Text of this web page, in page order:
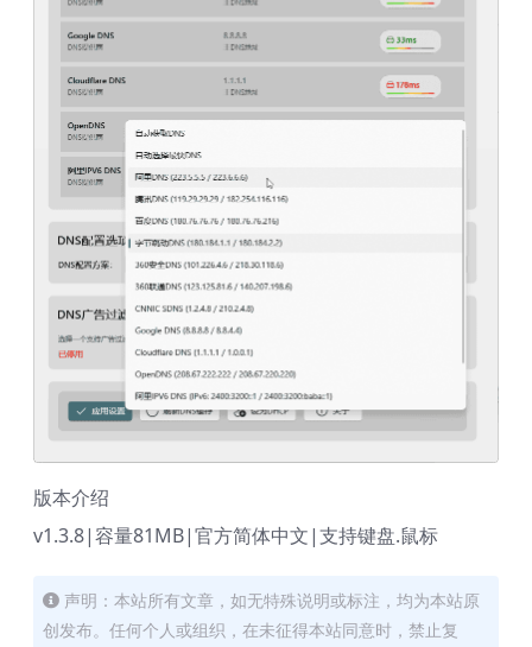
版本介绍
v1.3.8|容量81MB|官方简体中文|支持键盘.鼠标
声明：本站所有文章，如无特殊说明或标注，均为本站原
创发布。任何个人或组织，在未征得本站同意时，禁止复